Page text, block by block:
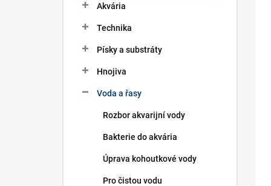
Akvária
Technika
Písky a substráty
Hnojiva
Voda a řasy
Rozbor akvarijní vody
Bakterie do akvária
Úprava kohoutkové vody
Pro čistou vodu